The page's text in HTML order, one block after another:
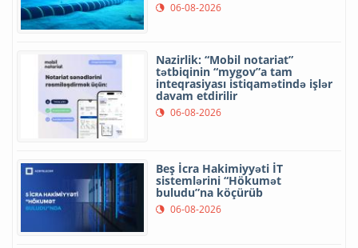
06-08-2026
Nazirlik: “Mobil notariat”
tətbiqinin “mygov”a tam
inteqrasiyası istiqamətində işlər
davam etdirilir
06-08-2026
Beş İcra Hakimiyyəti İT
sistemlərini “Hökumət
buludu”na köçürüb
06-08-2026